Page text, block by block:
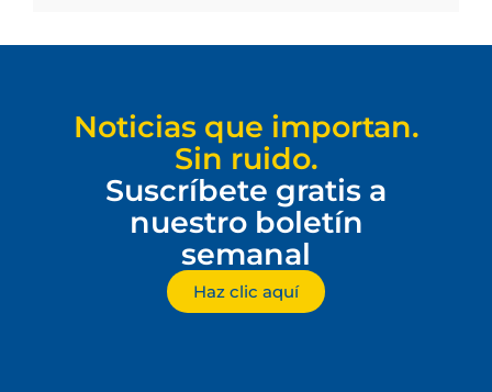
Noticias que importan.
Sin ruido.
Suscríbete gratis a
nuestro boletín
semanal
Haz clic aquí